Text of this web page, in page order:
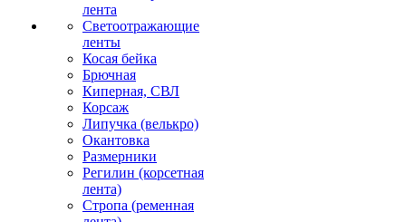
лента
Светоотражающие
ленты
Косая бейка
Брючная
Киперная, СВЛ
Корсаж
Липучка (велькро)
Окантовка
Размерники
Регилин (корсетная
лента)
Стропа (ременная